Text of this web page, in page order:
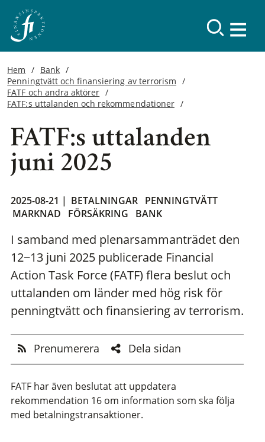
Hem
Bank
Penningtvätt och finansiering av terrorism
FATF och andra aktörer
FATF:s uttalanden och rekommendationer
FATF:s uttalanden
juni 2025
2025-08-21 | BETALNINGAR PENNINGTVÄTT
MARKNAD
FÖRSÄKRING BANK
I samband med plenarsammanträdet den
12−13 juni 2025 publicerade Financial
Action Task Force (FATF) flera beslut och
uttalanden om länder med hög risk för
penningtvätt och finansiering av terrorism.
Prenumerera Dela sidan
FATF har även beslutat att uppdatera
rekommendation 16 om information som ska följa
med betalningstransaktioner.